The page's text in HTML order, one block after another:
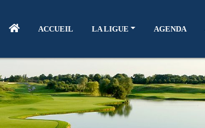
ACCUEIL LA LIGUE AGENDA